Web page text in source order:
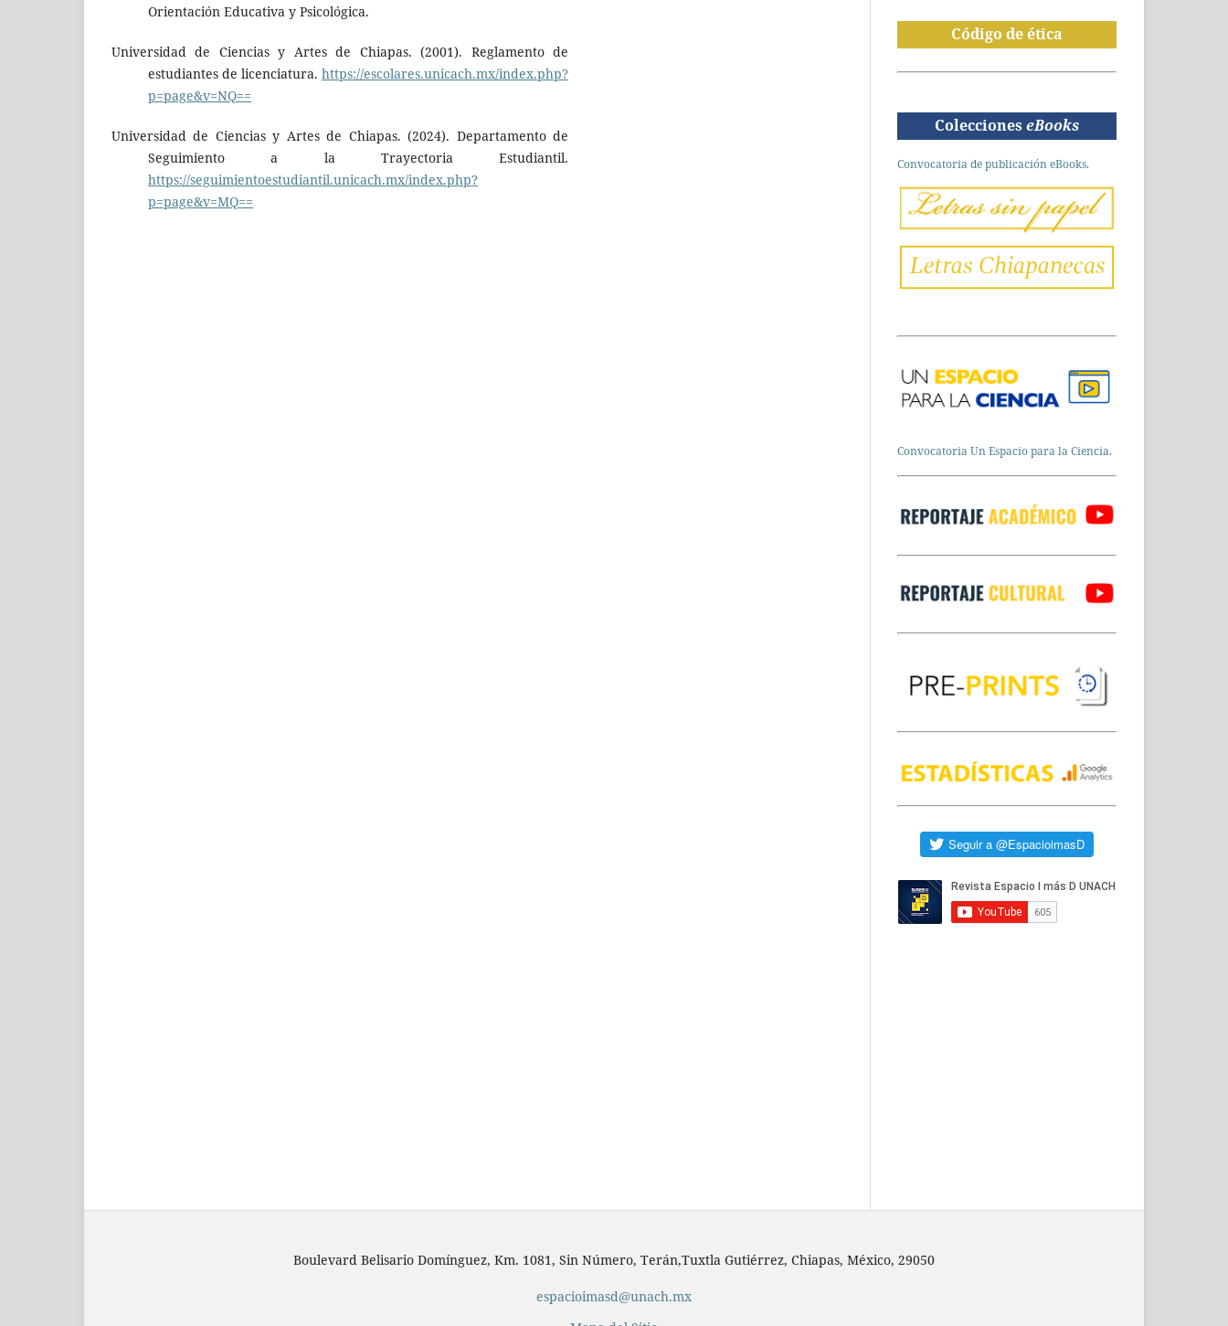
Orientación Educativa y Psicológica.
Universidad de Ciencias y Artes de Chiapas. (2001). Reglamento de
estudiantes de licenciatura. https://escolares.unicach.mx/index.php?
p=page&v=NQ==
Universidad de Ciencias y Artes de Chiapas. (2024). Departamento de
Seguimiento a la Trayectoria Estudiantil.
https://seguimientoestudiantil.unicach.mx/index.php?
p=page&v=MQ==
Código de ética
Colecciones eBooks
Convocatoria de publicación eBooks.
Convocatoria Un Espacio para la Ciencia.
Boulevard Belisario Domínguez, Km. 1081, Sin Número, Terán,Tuxtla Gutiérrez, Chiapas, México, 29050
espacioimasd@unach.mx